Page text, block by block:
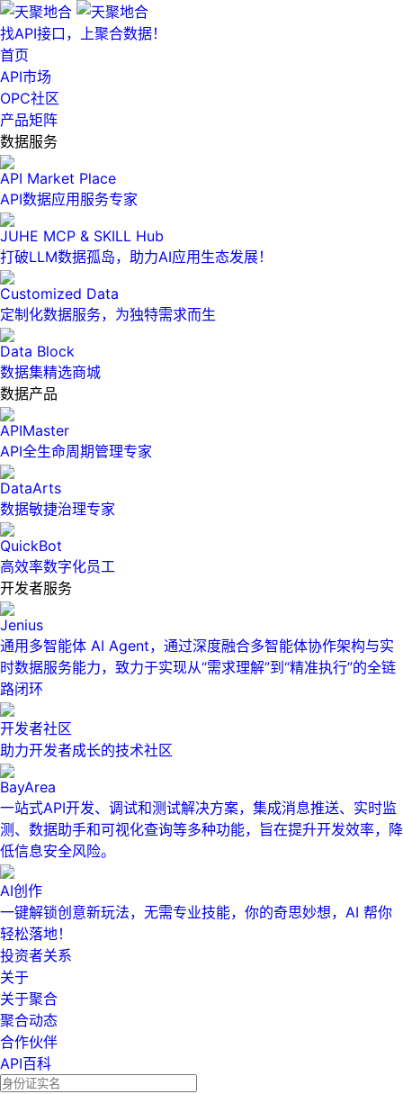
找API接口，上聚合数据！
首页
API市场
OPC社区
产品矩阵
数据服务
API Market Place
API数据应用服务专家
JUHE MCP & SKILL Hub
打破LLM数据孤岛，助力AI应用生态发展！
Customized Data
定制化数据服务，为独特需求而生
Data Block
数据集精选商城
数据产品
APIMaster
API全生命周期管理专家
DataArts
数据敏捷治理专家
QuickBot
高效率数字化员工
开发者服务
Jenius
通用多智能体 AI Agent，通过深度融合多智能体协作架构与实
时数据服务能力，致力于实现从“需求理解”到“精准执行”的全链
路闭环
开发者社区
助力开发者成长的技术社区
BayArea
一站式API开发、调试和测试解决方案，集成消息推送、实时监
测、数据助手和可视化查询等多种功能，旨在提升开发效率，降
低信息安全风险。
AI创作
一键解锁创意新玩法，无需专业技能，你的奇思妙想，AI 帮你
轻松落地！
投资者关系
关于
关于聚合
聚合动态
合作伙伴
API百科